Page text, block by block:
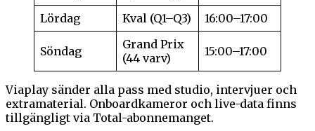
Lördag
Kval (Q1–Q3) 16:00–17:00
Söndag
Grand Prix
(44 varv)
15:00–17:00
Viaplay sänder alla pass med studio, intervjuer och
extramaterial. Onboardkameror och live-data finns
tillgängligt via Total-abonnemanget.